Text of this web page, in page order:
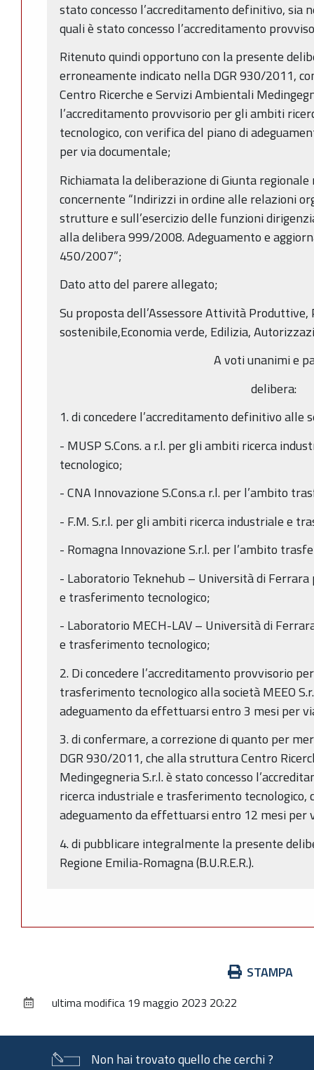
stato concesso l’accreditamento definitivo, sia
quali è stato concesso l’accreditamento
Ritenuto quindi opportuno con la presente
erroneamente indicato nella DGR 930/2011,
Centro Ricerche e Servizi Ambientali
l’accreditamento provvisorio per gli ambiti
tecnologico, con verifica del piano di
per via documentale;
Richiamata la deliberazione di Giunta
concernente “Indirizzi in ordine alle relazioni
strutture e sull’esercizio delle funzioni
alla delibera 999/2008. Adeguamento e
450/2007”;
Dato atto del parere allegato;
Su proposta dell’Assessore Attività Produttive,
sostenibile,Economia verde, Edilizia,
A voti unanimi e
delibera:
1. di concedere l’accreditamento definitivo alle
- MUSP S.Cons. a r.l. per gli ambiti ricerca
tecnologico;
- CNA Innovazione S.Cons.a r.l. per l’ambito
- F.M. S.r.l. per gli ambiti ricerca industriale e
- Romagna Innovazione S.r.l. per l’ambito
- Laboratorio Teknehub – Università di
e trasferimento tecnologico;
- Laboratorio MECH-LAV – Università di
e trasferimento tecnologico;
2. Di concedere l’accreditamento provvisorio
trasferimento tecnologico alla società MEEO
adeguamento da effettuarsi entro 3 mesi per
3. di confermare, a correzione di quanto per
DGR 930/2011, che alla struttura Centro
Medingegneria S.r.l. è stato concesso
ricerca industriale e trasferimento tecnologico,
adeguamento da effettuarsi entro 12 mesi per
4. di pubblicare integralmente la presente
Regione Emilia-Romagna (B.U.R.E.R.).
documento
STAMPA
ultima modifica 19 maggio 2023 20:22
Non hai trovato quello che cerchi ?